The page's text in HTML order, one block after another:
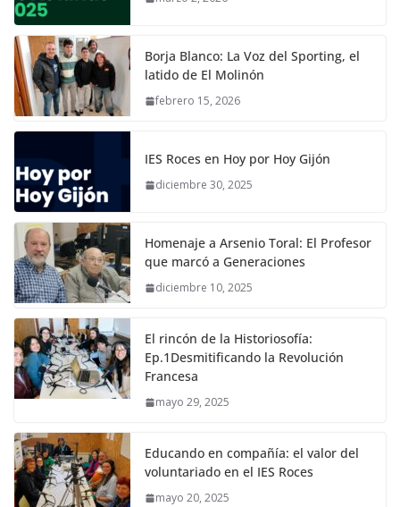
Borja Blanco: La Voz del Sporting, el
latido de El Molinón
febrero 15, 2026
IES Roces en Hoy por Hoy Gijón
diciembre 30, 2025
Homenaje a Arsenio Toral: El Profesor
que marcó a Generaciones
diciembre 10, 2025
El rincón de la Historiosofía:
Ep.1Desmitificando la Revolución
Francesa
mayo 29, 2025
Educando en compañía: el valor del
voluntariado en el IES Roces
mayo 20, 2025